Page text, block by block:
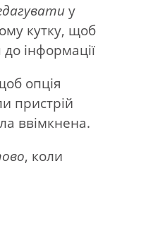
у
кутку, щоб
інформації
опція
пристрій
ввімкнена.
, коли